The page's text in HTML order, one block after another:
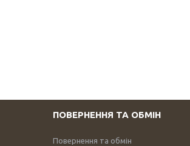
ПОВЕРНЕННЯ ТА ОБМІН
Повернення та обмін